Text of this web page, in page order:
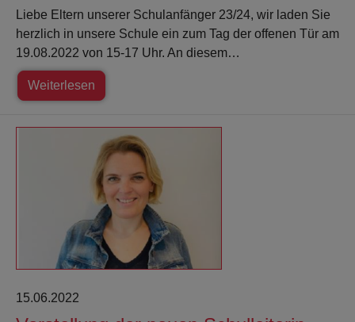
Liebe Eltern unserer Schulanfänger 23/24, wir laden Sie
herzlich in unsere Schule ein zum Tag der offenen Tür am
19.08.2022 von 15-17 Uhr. An diesem…
Weiterlesen
15.06.2022